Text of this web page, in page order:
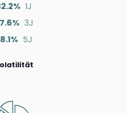
1J
3J
5J